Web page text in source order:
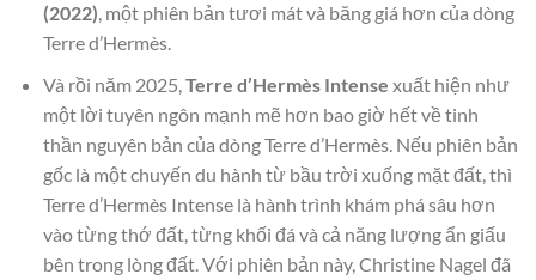
(2022), một phiên bản tươi mát và băng giá hơn của dòng
Terre d’Hermès.
Và rồi năm 2025, Terre d’Hermès Intense xuất hiện như
một lời tuyên ngôn mạnh mẽ hơn bao giờ hết về tinh
thần nguyên bản của dòng Terre d’Hermès. Nếu phiên bản
gốc là một chuyến du hành từ bầu trời xuống mặt đất, thì
Terre d’Hermès Intense là hành trình khám phá sâu hơn
vào từng thớ đất, từng khối đá và cả năng lượng ẩn giấu
bên trong lòng đất. Với phiên bản này, Christine Nagel đã